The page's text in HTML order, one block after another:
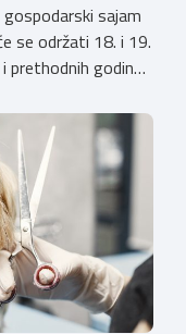
sajam
se održati 18. i 19.
prethodnih godina,
hrvatskog
i ove godine